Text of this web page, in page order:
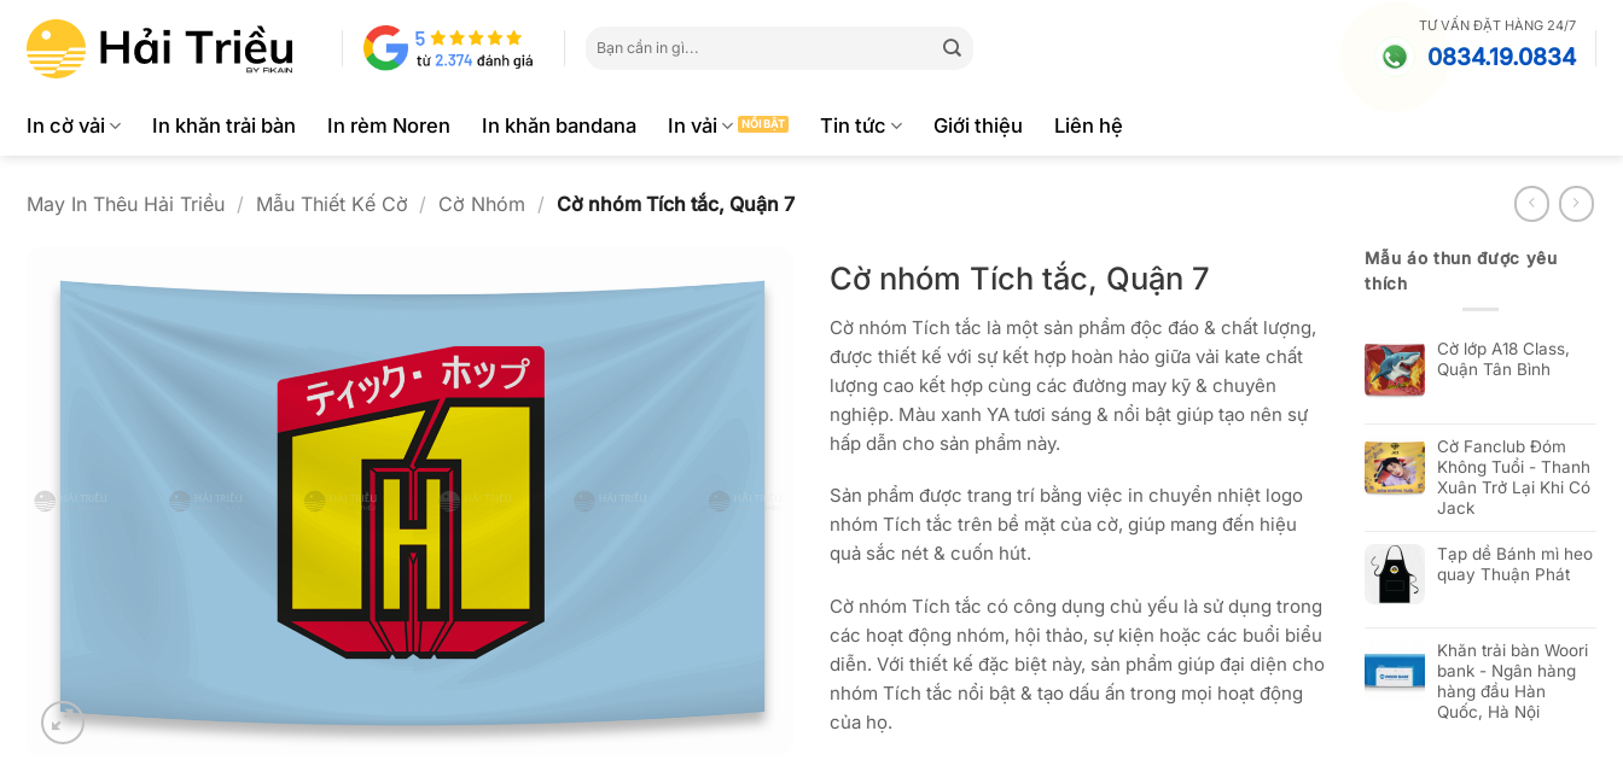
qua
kiếm:
TƯ VẤN ĐẶT HÀNG 24/7
0834.19.0834
In cờ vải In khăn trải bàn In rèm Noren In khăn bandana In vải Tin tức Giới thiệu Liên hệ
May In Thêu Hải Triều / Mẫu Thiết Kế Cờ / Cờ Nhóm / Cờ nhóm Tích tắc, Quận 7
Cờ nhóm Tích tắc, Quận 7
Cờ nhóm Tích tắc là một sản phẩm độc đáo & chất lượng,
được thiết kế với sự kết hợp hoàn hảo giữa vải kate chất
lượng cao kết hợp cùng các đường may kỹ & chuyên
nghiệp. Màu xanh YA tươi sáng & nổi bật giúp tạo nên sự
hấp dẫn cho sản phẩm này.
Sản phẩm được trang trí bằng việc in chuyển nhiệt logo
nhóm Tích tắc trên bề mặt của cờ, giúp mang đến hiệu
quả sắc nét & cuốn hút.
Cờ nhóm Tích tắc có công dụng chủ yếu là sử dụng trong
các hoạt động nhóm, hội thảo, sự kiện hoặc các buổi biểu
diễn. Với thiết kế đặc biệt này, sản phẩm giúp đại diện cho
nhóm Tích tắc nổi bật & tạo dấu ấn trong mọi hoạt động
của họ.
Mẫu áo thun được yêu
thích
Cờ lớp A18 Class,
Quận Tân Bình
Cờ Fanclub Đóm
Không Tuổi - Thanh
Xuân Trở Lại Khi Có
Jack
Tạp dề Bánh mì heo
quay Thuận Phát
Khăn trải bàn Woori
bank - Ngân hàng
hàng đầu Hàn
Quốc, Hà Nội